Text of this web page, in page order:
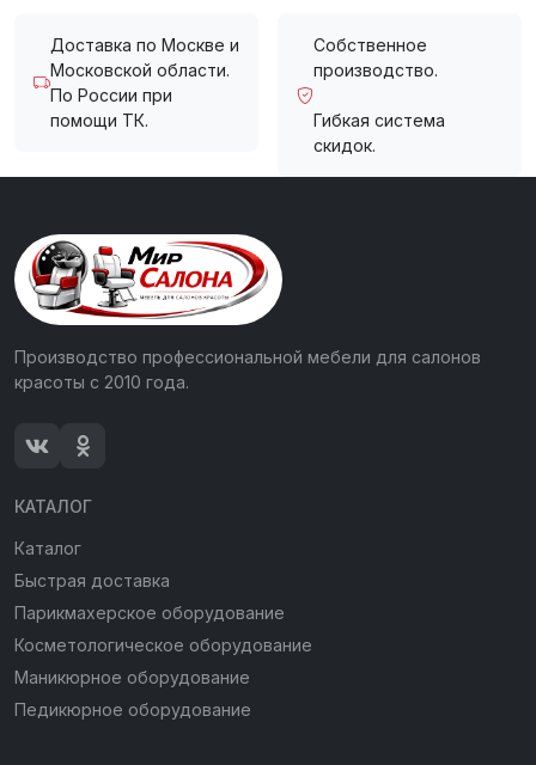
Доставка по Москве и
Московской области.
По России при
помощи ТК.
Собственное
производство.
Гибкая система
скидок.
Производство профессиональной мебели для салонов
красоты с 2010 года.
КАТАЛОГ
Каталог
Быстрая доставка
Парикмахерское оборудование
Косметологическое оборудование
Маникюрное оборудование
Педикюрное оборудование